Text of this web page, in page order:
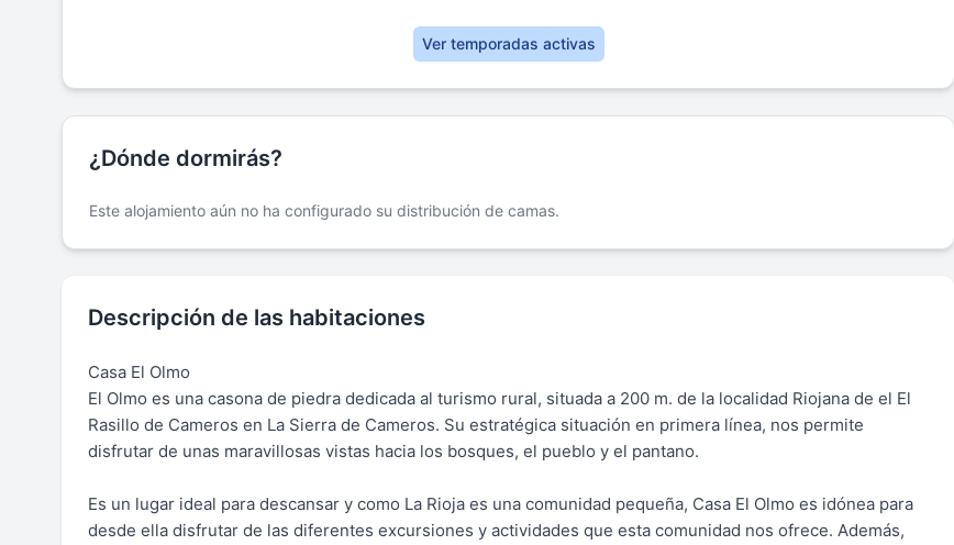
Ver temporadas activas
¿Dónde dormirás?
Este alojamiento aún no ha configurado su distribución de camas.
Descripción de las habitaciones
Casa El Olmo
El Olmo es una casona de piedra dedicada al turismo rural, situada a 200 m. de la localidad Riojana de el El
Rasillo de Cameros en La Sierra de Cameros. Su estratégica situación en primera línea, nos permite
disfrutar de unas maravillosas vistas hacia los bosques, el pueblo y el pantano.
Es un lugar ideal para descansar y como La Rioja es una comunidad pequeña, Casa El Olmo es idónea para
desde ella disfrutar de las diferentes excursiones y actividades que esta comunidad nos ofrece. Además,